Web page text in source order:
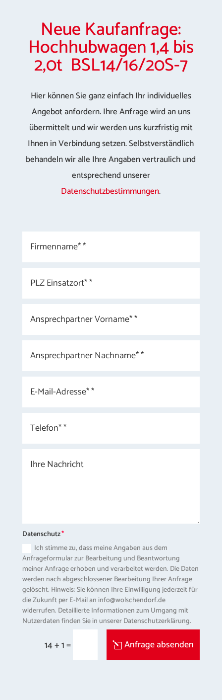
Neue Kaufanfrage:
Hochhubwagen 1,4 bis
2,0t BSL14/16/20S-7
Hier können Sie ganz einfach Ihr individuelles
Angebot anfordern. Ihre Anfrage wird an uns
übermittelt und wir werden uns kurzfristig mit
Ihnen in Verbindung setzen. Selbstverständlich
behandeln wir alle Ihre Angaben vertraulich und
entsprechend unserer
Datenschutzbestimmungen.
Datenschutz
Ich stimme zu, dass meine Angaben aus dem
Anfrageformular zur Bearbeitung und Beantwortung
meiner Anfrage erhoben und verarbeitet werden. Die Daten
werden nach abgeschlossener Bearbeitung Ihrer Anfrage
gelöscht. Hinweis: Sie können Ihre Einwilligung jederzeit für
die Zukunft per E-Mail an info@wolschendorf.de
widerrufen. Detaillierte Informationen zum Umgang mit
Nutzerdaten finden Sie in unserer Datenschutzerklärung.
14 + 1= Anfrage absenden